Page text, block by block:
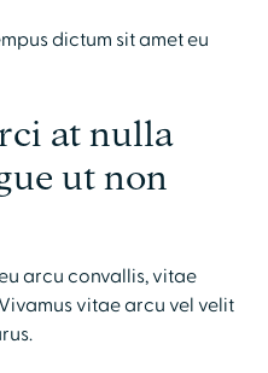
dictum sit amet eu
at nulla
ut non
arcu convallis, vitae
vitae arcu vel velit